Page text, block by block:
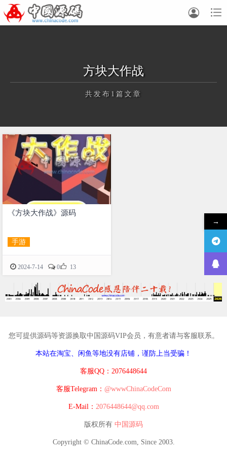


方块大作战
共发布1篇文章
正在为您加载新内容
《方块大作战》源码
手游
2024-7-14 0 13
您可提供源码等资源换取中国源码VIP会员，有意者请与客服联系。
本站在淘宝、闲鱼等地没有店铺，谨防上当受骗！
客服QQ：2076448644
客服Telegram： @wwwChinaCodeCom
E-Mail： 2076448644@qq.com
版权所有 中国源码
Copyright © ChinaCode.com, Since 2003.
→